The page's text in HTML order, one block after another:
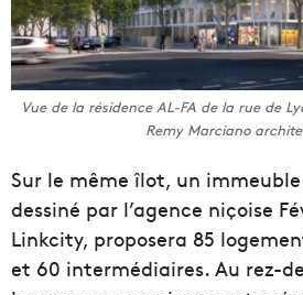
Vue de la résidence AL-FA de la rue de
Remy Marciano
Sur le même îlot, un immeuble
dessiné par l’agence niçoise
Linkcity, proposera 85
et 60 intermédiaires. Au rez-